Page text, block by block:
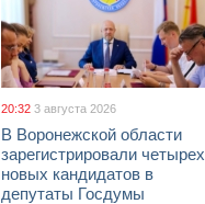
20:32 3 августа 2026
В Воронежской области
зарегистрировали четырех
новых кандидатов в
депутаты Госдумы